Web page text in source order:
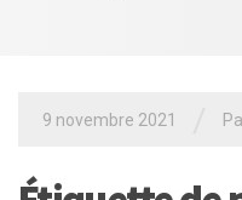
9 novembre 2021